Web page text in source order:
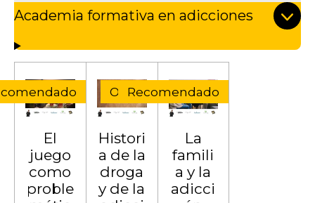
Academia formativa en adicciones
El
juego
como
proble
Oferta
Histori
a de la
droga
y de la
Recomendado
La
famili
a y la
adicci